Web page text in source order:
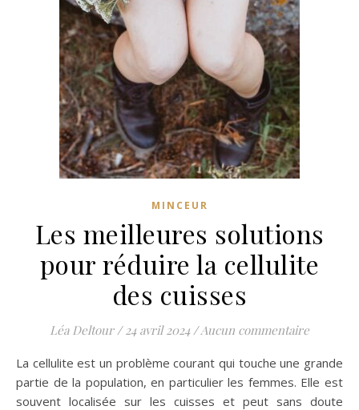
MINCEUR
Les meilleures solutions
pour réduire la cellulite
des cuisses
Léa Deltour / 24 avril 2024 /Aucun commentaire
La cellulite est un problème courant qui touche une grande
partie de la population, en particulier les femmes. Elle est
souvent localisée sur les cuisses et peut sans doute